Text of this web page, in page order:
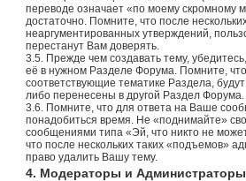
переводе означает «по моему скромному
достаточно. Помните, что после
неаргументированных утверждений,
перестанут Вам доверять.
3.5. Прежде чем создавать тему,
её в нужном Разделе Форума. Помните,
соответствующие тематике Раздела,
либо перенесены в другой Раздел Форума.
3.6. Помните, что для ответа на Ваше
понадобиться время. Не «поднимайте»
сообщениями типа «Эй, что никто не
что после нескольких таких «подъемов»
право удалить Вашу тему.
4. Модераторы и